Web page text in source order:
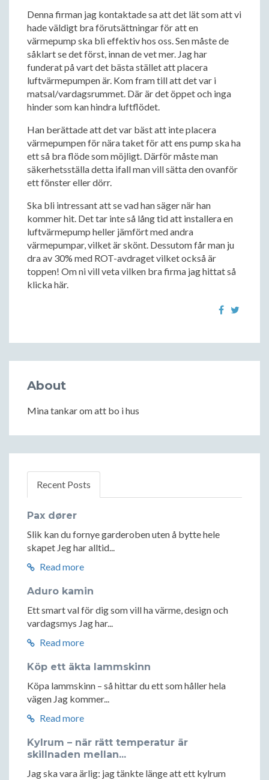
Denna firman jag kontaktade sa att det lät som att vi
hade väldigt bra förutsättningar för att en
värmepump ska bli effektiv hos oss. Sen måste de
såklart se det först, innan de vet mer. Jag har
funderat på vart det bästa stället att placera
luftvärmepumpen är. Kom fram till att det var i
matsal/vardagsrummet. Där är det öppet och inga
hinder som kan hindra luftflödet.
Han berättade att det var bäst att inte placera
värmepumpen för nära taket för att ens pump ska ha
ett så bra flöde som möjligt. Därför måste man
säkerhetsställa detta ifall man vill sätta den ovanför
ett fönster eller dörr.
Ska bli intressant att se vad han säger när han
kommer hit. Det tar inte så lång tid att installera en
luftvärmepump heller jämfört med andra
värmepumpar, vilket är skönt. Dessutom får man ju
dra av 30% med ROT-avdraget vilket också är
toppen! Om ni vill veta vilken bra firma jag hittat så
klicka här.
About
Mina tankar om att bo i hus
Recent Posts
Pax dører
Slik kan du fornye garderoben uten å bytte hele
skapet Jeg har alltid...
Read more
Aduro kamin
Ett smart val för dig som vill ha värme, design och
vardagsmys Jag har...
Read more
Köp ett äkta lammskinn
Köpa lammskinn – så hittar du ett som håller hela
vägen Jag kommer...
Read more
Kylrum – när rätt temperatur är
skillnaden mellan...
Jag ska vara ärlig: jag tänkte länge att ett kylrum